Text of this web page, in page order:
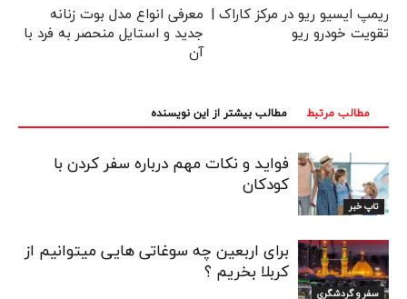
معرفی انواع مدل بوت زنانه
جدید و استایل منحصر به فرد با
آن
ریمپ ایسیو ریو در مرکز کاراک |
تقویت خودرو ریو
مطالب مرتبط مطالب بیشتر از این نویسنده
تاپ خبر
فواید و نکات مهم درباره سفر کردن با
کودکان
سفر و گردشگری
برای اربعین چه سوغاتی هایی میتوانیم از
کربلا بخریم ؟